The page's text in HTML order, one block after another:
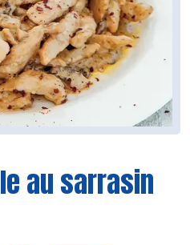
au sarrasin